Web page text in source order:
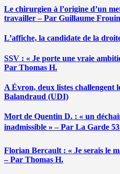
Le chirurgien à l’origine d’un
travailler – Par Guillaume Frouin
L’affiche, la candidate de la
SSV : « Je porte une vraie
Par Thomas H.
A Évron, deux listes challengent
Balandraud (UDI)
Mort de Quentin D. : « un
inadmissible » – Par La Garde
Florian Bercault : « Je serais le
– Par Thomas H.